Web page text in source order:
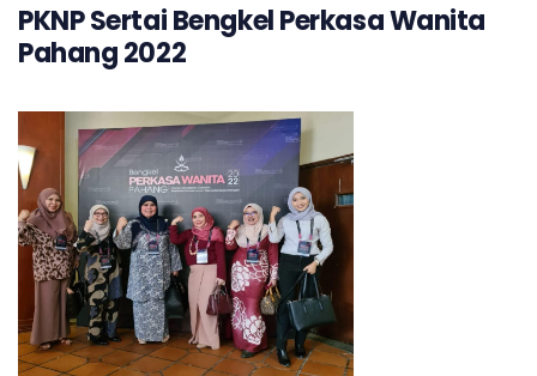
PKNP Sertai Bengkel Perkasa Wanita
Pahang 2022